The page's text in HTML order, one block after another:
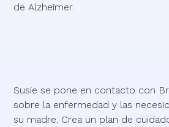
de Alzheimer.
Susie se pone en contacto con
sobre la enfermedad y las
su madre. Crea un plan de